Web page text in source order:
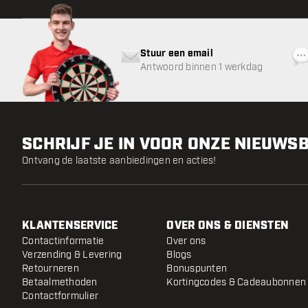
Stuur een email
Antwoord binnen 1 werkdag
SCHRIJF JE IN VOOR ONZE
Ontvang de laatste aanbiedingen en acties!
KLANTENSERVICE
Contactinformatie
Verzending & Levering
Retourneren
Betaalmethoden
Contactformulier
OVER ONS & DIENSTEN
Over ons
Blogs
Bonuspunten
Kortingcodes & Cadeaubonnen